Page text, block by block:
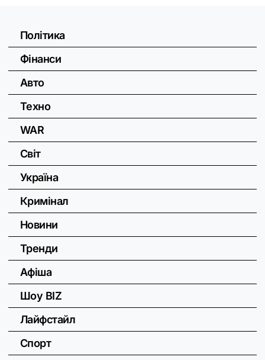
Політика
Фінанси
Авто
Техно
WAR
Світ
Україна
Кримінал
Новини
Тренди
Афіша
Шоу BIZ
Лайфстайл
Спорт